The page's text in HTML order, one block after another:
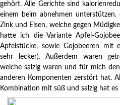
gehört. Alle Gerichte sind
einem beim abnehmen unterstützen.
Zink und Eisen, welche gegen
hatte ich die Variante Apfel-
Apfelstücke, sowie Gojobeeren mit
sehr lecker). Außerdem waren
welche salzig waren und für mich
anderen Komponenten zerstört hat.
Kombination mit süß und salzig hat